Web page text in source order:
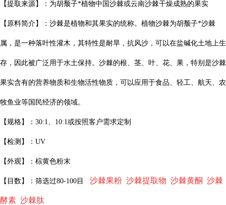
【提取来源】：为胡颓子*植物中国沙棘或云南沙棘干燥成熟的果实
【原料简介】：沙棘是植物和其果实的统称。植物沙棘为胡颓子*沙棘
属，是一种落叶性灌木，其特性是耐旱，抗风沙，可以在盐碱化土地上生
存，因此被广泛用于水土保持。沙棘的根、茎、叶、花、果，特别是沙棘
果实含有的营养物质和生物活性物质，可以应用于食品、轻工、航天、农
牧鱼业等国民经济的领域。
【规格】：30:1、10:1或按照客户需求定制
【检测】：UV
【外观】：棕黄色粉末
【目数】：筛选过80-100目 沙棘果粉 沙棘提取物 沙棘黄酮 沙棘
酵素 沙棘肽